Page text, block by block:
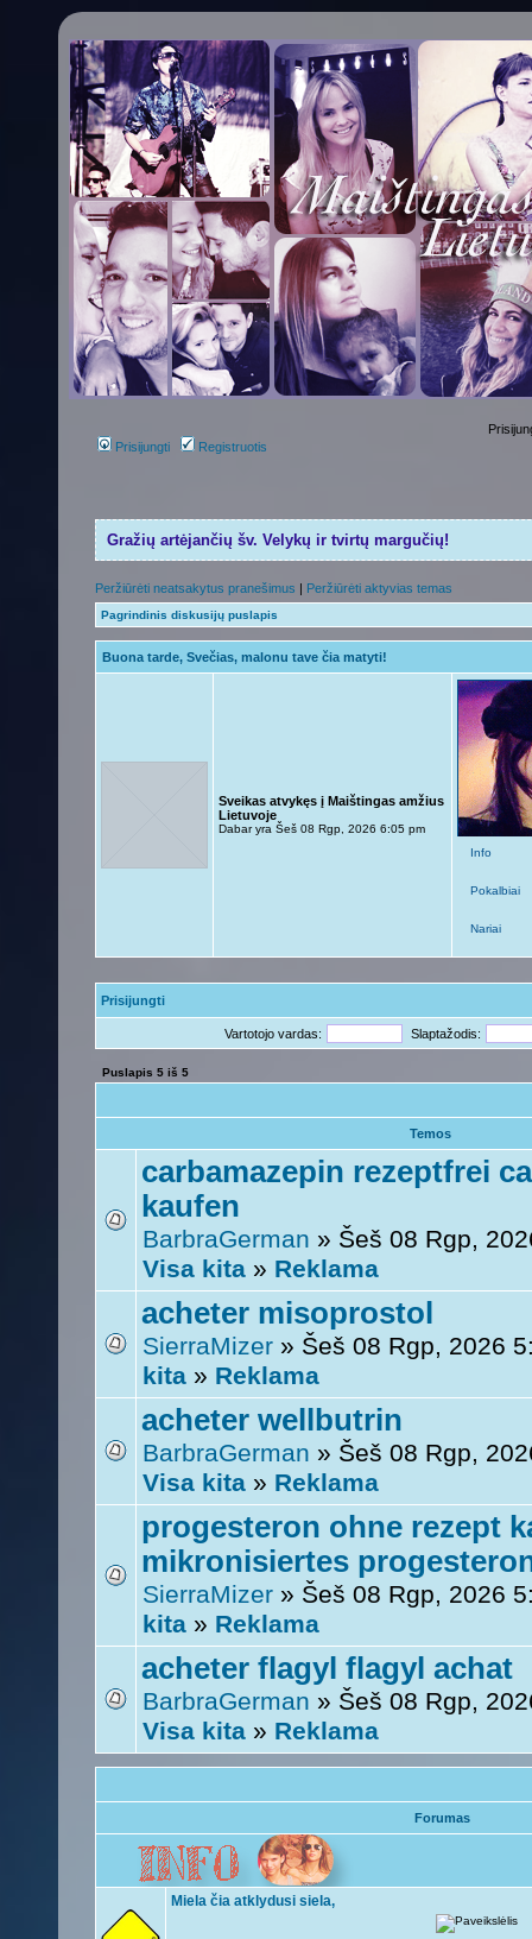
Prisijungti Registruotis
Gražių artėjančių šv. Velykų ir tvirtų margučių!
Peržiūrėti neatsakytus pranešimus | Peržiūrėti aktyvias temas
Pagrindinis diskusijų puslapis
Buona tarde, Svečias, malonu tave čia matyti!
Sveikas atvykęs į Maištingas amžius
Lietuvoje
Dabar yra Šeš 08 Rgp, 2026 6:05 pm
Info
Pokalbiai
Nariai
Prisijungti
Vartotojo vardas: Slaptažodis:
Puslapis 5 iš 5
Temos
carbamazepin rezeptfrei
kaufen
BarbraGerman » Šeš 08 Rgp,
Visa kita » Reklama
acheter misoprostol
SierraMizer » Šeš 08 Rgp, 2026
kita » Reklama
acheter wellbutrin
BarbraGerman » Šeš 08 Rgp,
Visa kita » Reklama
progesteron ohne rezept
mikronisiertes
SierraMizer » Šeš 08 Rgp, 2026
kita » Reklama
acheter flagyl flagyl achat
BarbraGerman » Šeš 08 Rgp,
Visa kita » Reklama
Forumas
Miela čia atklydusi siela,